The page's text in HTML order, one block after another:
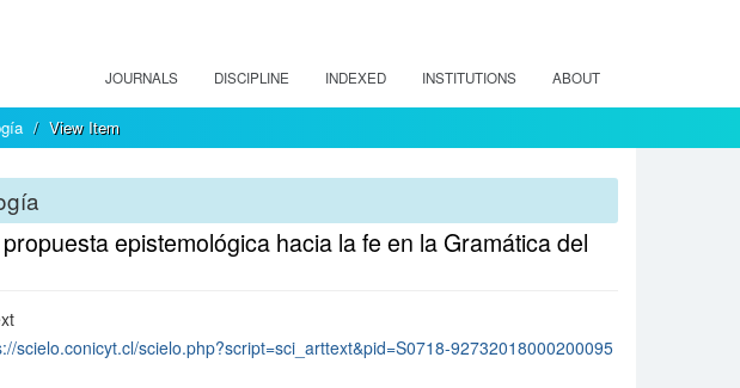
JOURNALS DISCIPLINE INDEXED INSTITUTIONS ABOUT
View Item
epistemológica hacia la fe en la Gramática del
scielo.conicyt.cl/scielo.php?script=sci_arttext&pid=S0718-92732018000200095